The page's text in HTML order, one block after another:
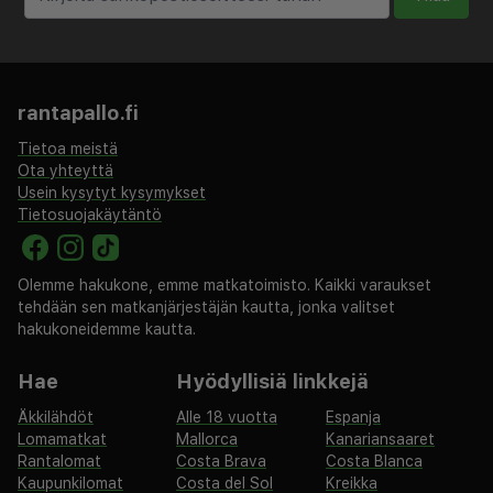
51,3 km / 31,9 mi
33,6 mi
Majoituspaikan ensisijainen lentokenttä on Linaten
lentokenttä (LIN).
Käytössäsi on kuivapesula-/pesulapalvelut, ympäri
vuorokauden auki oleva vastaanotto ja kielitaitoinen
henkilökunta. Seuraavat palvelut ovat saatavilla:
ilmainen langaton internetyhteys, concierge-palvelut
ja televisio yleisissä tiloissa. J24 Hotel Milano tarjoaa
asiakkailleen välipalabaarin/delin. Baarissa voit nauttia
tarjotaan päivittäin klo 7.00–11.00. Tämä majoituspaikka
on saanut virallisen tähtiluokituksensa taholta the local
rating authority.
Majoituspaikka veloittaa seuraavat paikan päällä
rantapallo.fi
Tietoa meistä
Ota yhteyttä
Usein kysytyt kysymykset
Tietosuojakäytäntö
Olemme hakukone, emme matkatoimisto. Kaikki varaukset
tehdään sen matkanjärjestäjän kautta, jonka valitset
hakukoneidemme kautta.
Hae
Äkkilähdöt
Lomamatkat
Rantalomat
Kaupunkilomat
Hyödyllisiä linkkejä
Alle 18 vuotta
Espanja
Mallorca
Kanariansaaret
Costa Brava
Costa Blanca
Costa del Sol
Kreikka